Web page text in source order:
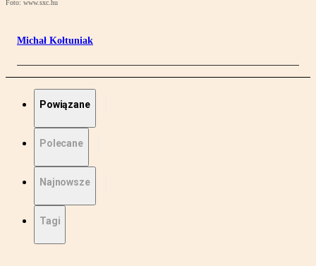
Foto: www.sxc.hu
Michał Kołtuniak
Powiązane
Polecane
Najnowsze
Tagi